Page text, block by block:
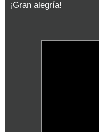
¡Gran alegría!